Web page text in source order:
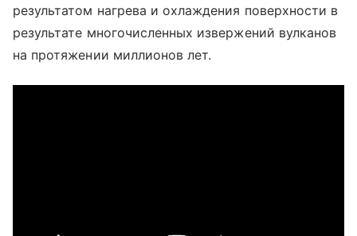
результатом нагрева и охлаждения поверхности в
результате многочисленных извержений вулканов
на протяжении миллионов лет.